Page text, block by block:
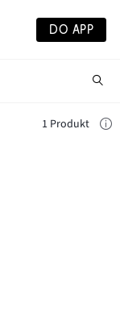
DO APP
1 Produkt